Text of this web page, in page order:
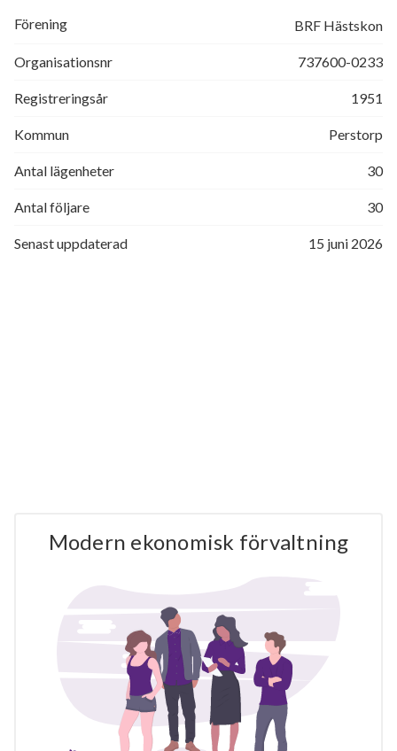
Förening BRF Hästskon
Organisationsnr 737600-0233
Registreringsår 1951
Kommun Perstorp
Antal lägenheter 30
Antal följare 30
Senast uppdaterad 15 juni 2026
Modern ekonomisk förvaltning